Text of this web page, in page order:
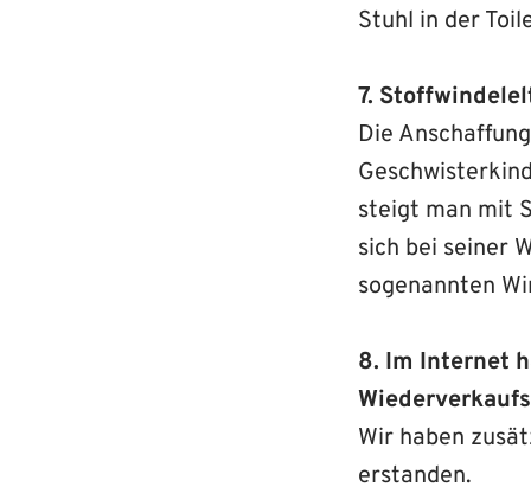
Stuhl in der
7.
Die
steigt man mit
sich bei seiner
sogenannten
8. Im Internet
Wir haben
erstanden.